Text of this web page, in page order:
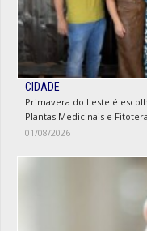
CIDADE
Primavera do Leste é
Plantas Medicinais e
01/08/2026